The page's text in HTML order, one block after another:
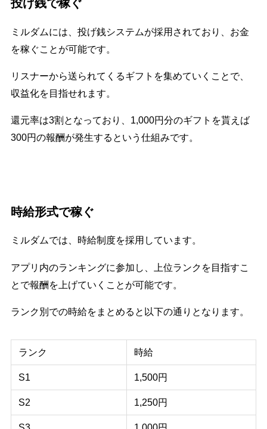
投げ銭で稼ぐ
ミルダムには、投げ銭システムが採用されており、お金
を稼ぐことが可能です。
リスナーから送られてくるギフトを集めていくことで、
収益化を目指せれます。
還元率は3割となっており、1,000円分のギフトを貰えば
300円の報酬が発生するという仕組みです。
時給形式で稼ぐ
ミルダムでは、時給制度を採用しています。
アプリ内のランキングに参加し、上位ランクを目指すこ
とで報酬を上げていくことが可能です。
ランク別での時給をまとめると以下の通りとなります。
ランク 時給
S1 1,500円
S2 1,250円